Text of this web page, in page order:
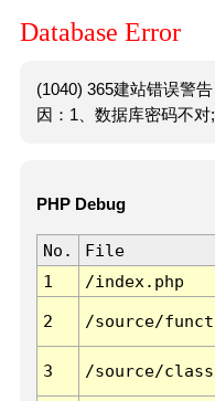
Database Error
(1040) 365建站错误警
因：1、数据库密码不对
PHP Debug
No. File
1
/index.php
2 /source/
3 /source/